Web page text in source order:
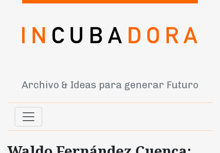
Archivo & Ideas para generar Futuro